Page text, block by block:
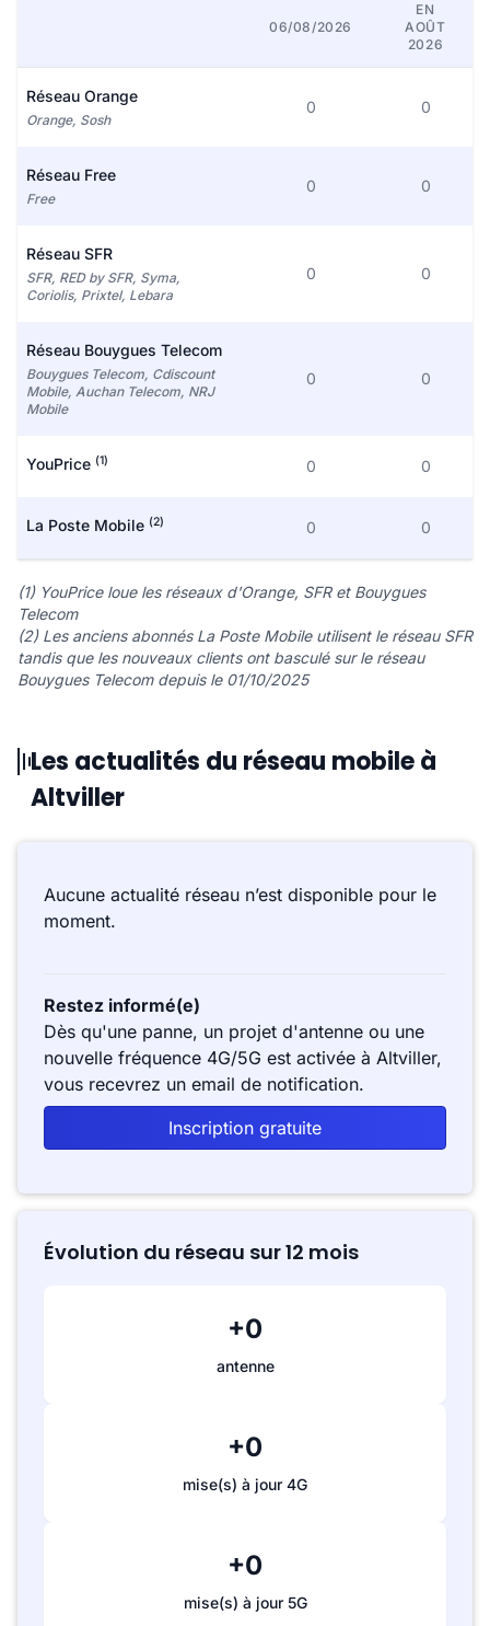
06/08/2026
EN
AOÛT
2026
Réseau Orange
Orange, Sosh
0 0
Réseau Free
Free
0 0
Réseau SFR
SFR, RED by SFR, Syma,
Coriolis, Prixtel, Lebara
0 0
Réseau Bouygues Telecom
Bouygues Telecom, Cdiscount
Mobile, Auchan Telecom, NRJ
Mobile
0 0
YouPrice (1) 0 0
La Poste Mobile (2) 0 0
(1) YouPrice loue les réseaux d'Orange, SFR et Bouygues
Telecom
(2) Les anciens abonnés La Poste Mobile utilisent le réseau SFR
tandis que les nouveaux clients ont basculé sur le réseau
Bouygues Telecom depuis le 01/10/2025
Les actualités du réseau mobile à
Altviller
Aucune actualité réseau n’est disponible pour le
moment.
Restez informé(e)
Dès qu'une panne, un projet d'antenne ou une
nouvelle fréquence 4G/5G est activée à Altviller,
vous recevrez un email de notification.
Inscription gratuite
Évolution du réseau sur 12 mois
+0
antenne
+0
mise(s) à jour 4G
+0
mise(s) à jour 5G